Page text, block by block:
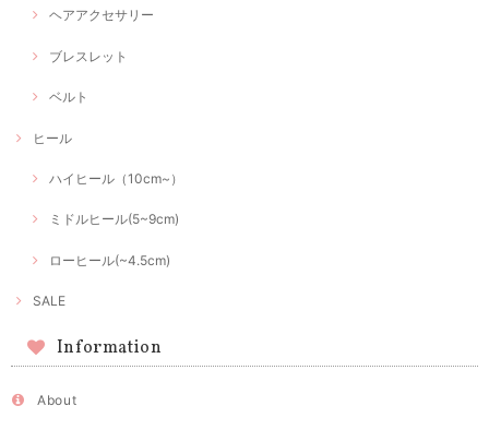
ヘアアクセサリー
ブレスレット
ベルト
ヒール
ハイヒール（10cm~）
ミドルヒール(5~9cm)
ローヒール(~4.5cm)
SALE
Information
About